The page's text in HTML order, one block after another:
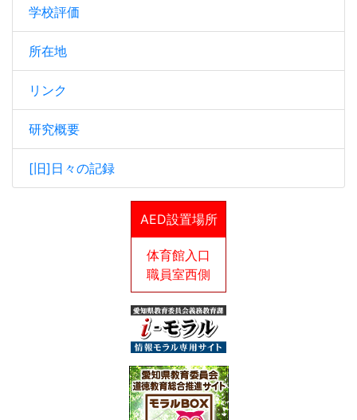
学校評価
所在地
リンク
研究概要
[旧]日々の記録
AED設置場所
体育館入口
職員室西側